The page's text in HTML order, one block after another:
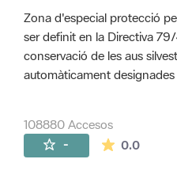
Zona d'especial protecció
ser definit en la Directiva
conservació de les aus
automàticament
108880 Accesos
- 0.0La